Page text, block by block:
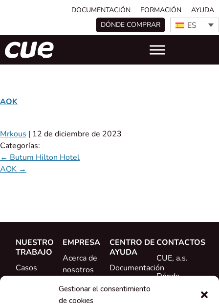
Gestionar el consentimiento
de cookies
DOCUMENTACIÓN FORMACIÓN
AYUDA
DÓNDE COMPRAR
ES
AOK
Mrkous | 12 de diciembre de 2023
Categorías:
← Butum Hilton Hotel
AOK →
NUESTRO
TRABAJO
Casos
EMPRESA
Acerca de
nosotros
Conoce al
equipo
CENTRO DE
AYUDA
Documentación
Formación
CONTACTOS
CUE, a.s.
Dónde